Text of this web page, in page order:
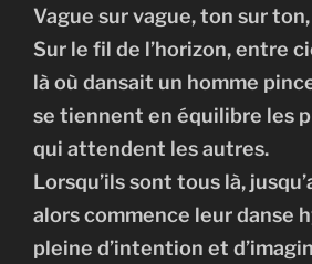
Vague sur vague, ton sur
Sur le fil de l’horizon, entre
là où dansait un homme
se tiennent en équilibre les
qui attendent les autres.
Lorsqu’ils sont tous là,
alors commence leur danse
pleine d’intention et